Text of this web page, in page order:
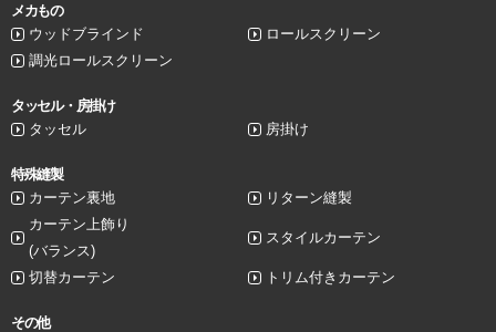
メカもの
ウッドブラインド
ロールスクリーン
調光ロールスクリーン
タッセル・房掛け
タッセル
房掛け
特殊縫製
カーテン裏地
リターン縫製
カーテン上飾り
(バランス)
スタイルカーテン
切替カーテン トリム付きカーテン
その他